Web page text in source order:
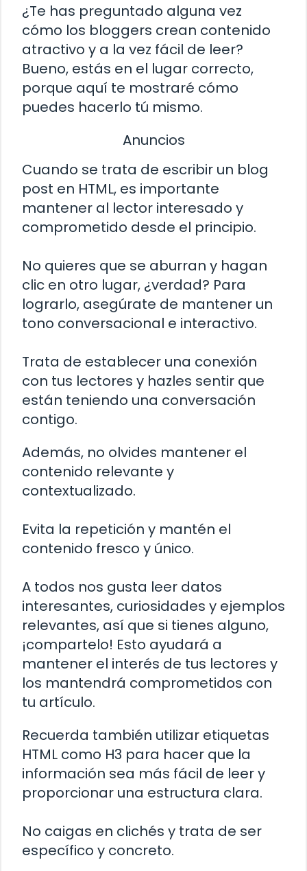
¿Te has preguntado alguna vez
cómo los bloggers crean contenido
atractivo y a la vez fácil de leer?
Bueno, estás en el lugar correcto,
porque aquí te mostraré cómo
puedes hacerlo tú mismo.
Anuncios
Cuando se trata de escribir un blog
post en HTML, es importante
mantener al lector interesado y
comprometido desde el principio.
No quieres que se aburran y hagan
clic en otro lugar, ¿verdad? Para
lograrlo, asegúrate de mantener un
tono conversacional e interactivo.
Trata de establecer una conexión
con tus lectores y hazles sentir que
están teniendo una conversación
contigo.
Además, no olvides mantener el
contenido relevante y
contextualizado.
Evita la repetición y mantén el
contenido fresco y único.
A todos nos gusta leer datos
interesantes, curiosidades y ejemplos
relevantes, así que si tienes alguno,
¡compartelo! Esto ayudará a
mantener el interés de tus lectores y
los mantendrá comprometidos con
tu artículo.
Recuerda también utilizar etiquetas
HTML como H3 para hacer que la
información sea más fácil de leer y
proporcionar una estructura clara.
No caigas en clichés y trata de ser
específico y concreto.